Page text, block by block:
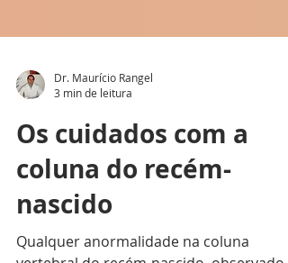
3 min de leitura
Os cuidados com a
coluna do recém-
nascido